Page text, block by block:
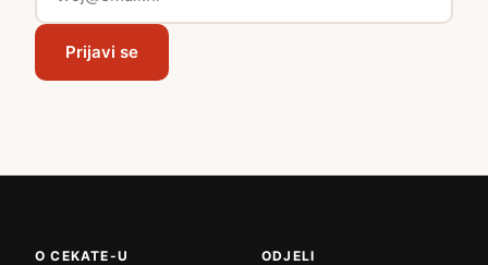
Prijavi se
O CEKATE-U ODJELI